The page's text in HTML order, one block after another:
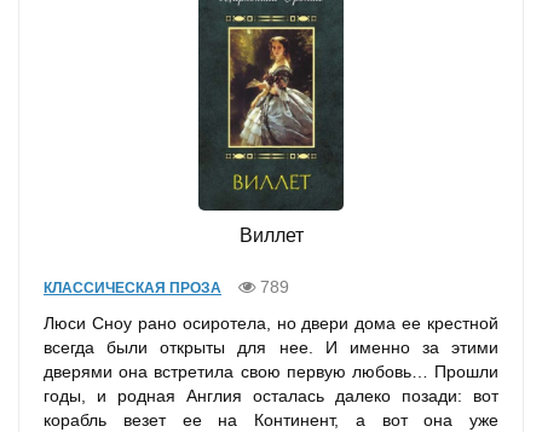
Виллет
КЛАССИЧЕСКАЯ ПРОЗА
789
Люси Сноу рано осиротела, но двери дома ее крестной
всегда были открыты для нее. И именно за этими
дверями она встретила свою первую любовь… Прошли
годы, и родная Англия осталась далеко позади: вот
корабль везет ее на Континент, а вот она уже